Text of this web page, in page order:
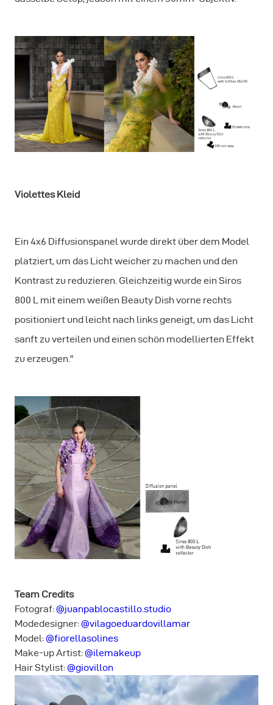
Violettes Kleid
Ein 4x6 Diffusionspanel wurde direkt über dem Model
platziert, um das Licht weicher zu machen und den
Kontrast zu reduzieren. Gleichzeitig wurde ein Siros
800 L mit einem weißen Beauty Dish vorne rechts
positioniert und leicht nach links geneigt, um das Licht
sanft zu verteilen und einen schön modellierten Effekt
zu erzeugen."
Team Credits
Fotograf:@juanpablocastillo.studio
Modedesigner:@vilagoeduardovillamar
Model:@fiorellasolines
Make-up Artist:@ilemakeup
Hair Stylist:@giovillon